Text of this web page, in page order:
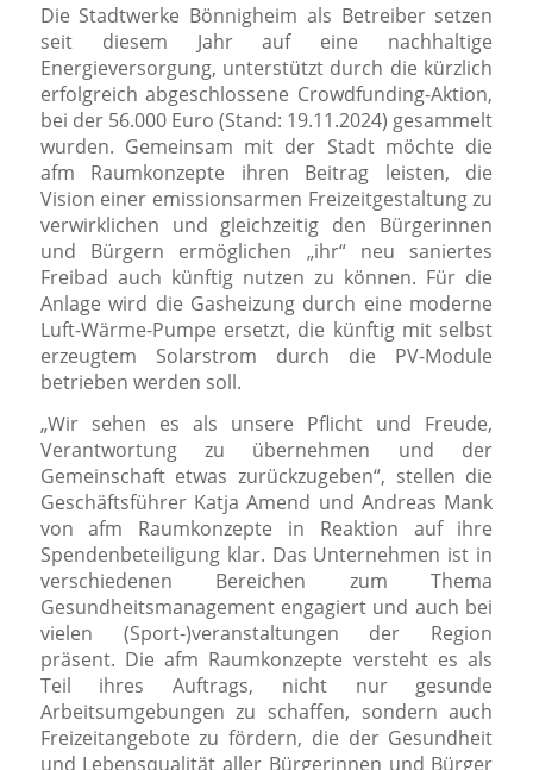
Die Stadtwerke Bönnigheim als Betreiber setzen
seit diesem Jahr auf eine nachhaltige
Energieversorgung, unterstützt durch die kürzlich
erfolgreich abgeschlossene Crowdfunding-Aktion,
bei der 56.000 Euro (Stand: 19.11.2024) gesammelt
wurden. Gemeinsam mit der Stadt möchte die
afm Raumkonzepte ihren Beitrag leisten, die
Vision einer emissionsarmen Freizeitgestaltung zu
verwirklichen und gleichzeitig den Bürgerinnen
und Bürgern ermöglichen „ihr“ neu saniertes
Freibad auch künftig nutzen zu können. Für die
Anlage wird die Gasheizung durch eine moderne
Luft-Wärme-Pumpe ersetzt, die künftig mit selbst
erzeugtem Solarstrom durch die PV-Module
betrieben werden soll.
„Wir sehen es als unsere Pflicht und Freude,
Verantwortung zu übernehmen und der
Gemeinschaft etwas zurückzugeben“, stellen die
Geschäftsführer Katja Amend und Andreas Mank
von afm Raumkonzepte in Reaktion auf ihre
Spendenbeteiligung klar. Das Unternehmen ist in
verschiedenen Bereichen zum Thema
Gesundheitsmanagement engagiert und auch bei
vielen (Sport-)veranstaltungen der Region
präsent. Die afm Raumkonzepte versteht es als
Teil ihres Auftrags, nicht nur gesunde
Arbeitsumgebungen zu schaffen, sondern auch
Freizeitangebote zu fördern, die der Gesundheit
und Lebensqualität aller Bürgerinnen und Bürger